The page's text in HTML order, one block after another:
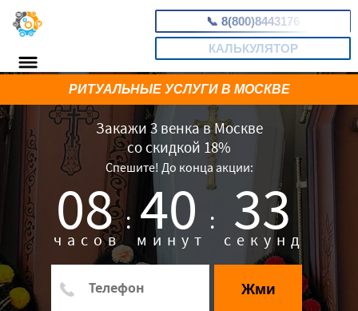
📞 8(800)8443176
КАЛЬКУЛЯТОР
Закажи 3 венка в Москве
со скидкой 18%
Спешите! До конца акции:
08 :
часов 40 :
минут 32
секунд
Жми
РИТУАЛЬНЫЕ УСЛУГИ В МОСКВЕ